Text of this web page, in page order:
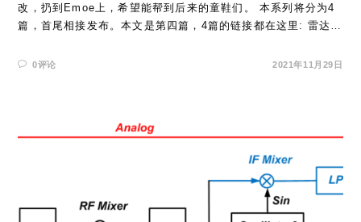
改，扔到Emoe上，希望能帮到后来的童鞋们。 本系列将分为4
篇，首尾相接发布。本文是第四篇，4篇的链接都在这里: 雷达…
0评论 2021年11月29日